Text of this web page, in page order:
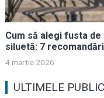
Cum să alegi fusta
siluetă: 7 recomandări
4 martie 2026
ULTIMELE